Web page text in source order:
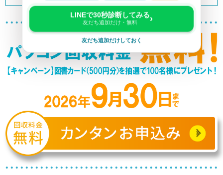
LINEで30秒診断してみる
友だち追加だけ・無料 ›
友だち追加だけしておく